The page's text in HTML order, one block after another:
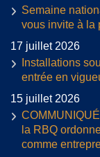
Semaine
vous invite à la
17 juillet 2026
Installations
entrée en
15 juillet 2026
la RBQ
comme